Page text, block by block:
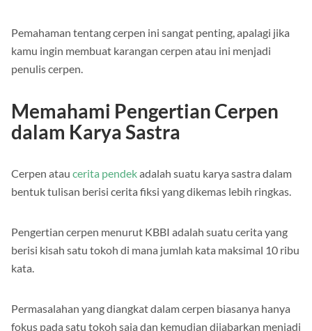
Pemahaman tentang cerpen ini sangat penting, apalagi jika
kamu ingin membuat karangan cerpen atau ini menjadi
penulis cerpen.
Memahami Pengertian Cerpen
dalam Karya Sastra
Cerpen atau cerita pendekadalah suatu karya sastra dalam
bentuk tulisan berisi cerita fiksi yang dikemas lebih ringkas.
Pengertian cerpen menurut KBBI adalah suatu cerita yang
berisi kisah satu tokoh di mana jumlah kata maksimal 10 ribu
kata.
Permasalahan yang diangkat dalam cerpen biasanya hanya
fokus pada satu tokoh saja dan kemudian dijabarkan menjadi